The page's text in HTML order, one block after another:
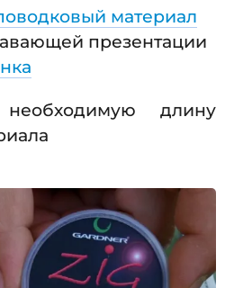
материал
презентации
длину